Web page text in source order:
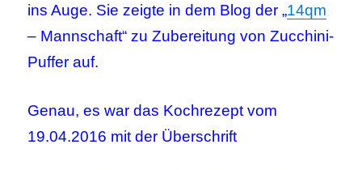
ins Auge. Sie zeigte in dem Blog der „14qm
– Mannschaft“ zu Zubereitung von Zucchini-
Puffer auf.
Genau, es war das Kochrezept vom
19.04.2016 mit der Überschrift